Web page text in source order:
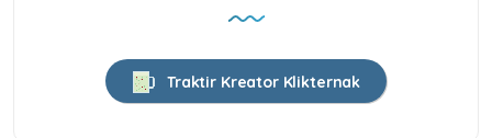
Traktir Kreator Klikternak